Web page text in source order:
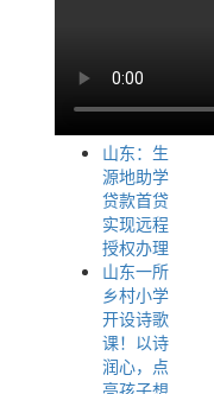
山东：生
源地助学
贷款首贷
实现远程
授权办理
山东一所
乡村小学
开设诗歌
课！以诗
润心，点